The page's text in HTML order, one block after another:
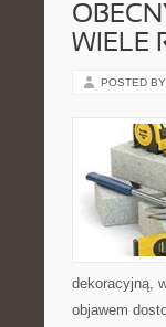
WIELE
POSTED
dekoracyjną,
objawem